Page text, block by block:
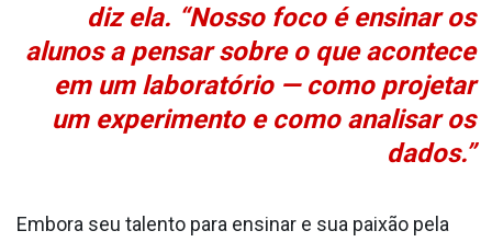
diz ela. “Nosso foco é ensinar os
alunos a pensar sobre o que acontece
em um laboratório — como projetar
um experimento e como analisar os
dados.”
Embora seu talento para ensinar e sua paixão pela